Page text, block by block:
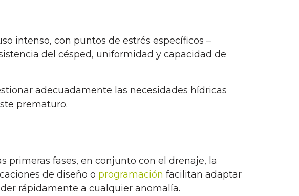
intenso, con puntos de estrés específicos –
del césped, uniformidad y capacidad de
adecuadamente las necesidades hídricas
prematuro.
primeras fases, en conjunto con el drenaje, la
de diseño o programación facilitan adaptar
rápidamente a cualquier anomalía.